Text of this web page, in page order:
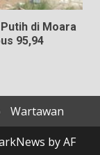
di Moara
95,94
Wartawan
by AF